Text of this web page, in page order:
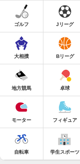
ゴルフ Jリーグ
大相撲 Bリーグ
地方競馬 卓球
モーター フィギュア
自転車 学生スポーツ